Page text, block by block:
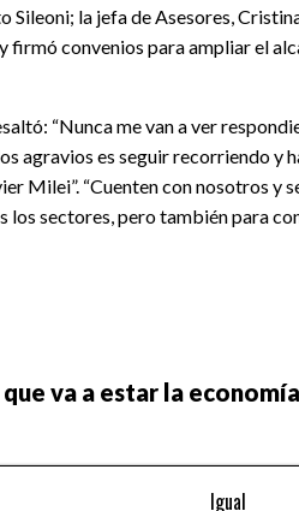
Sileoni; la jefa de Asesores,
firmó convenios para ampliar el
“Nunca me van a ver
agravios es seguir recorriendo y
Milei”. “Cuenten con nosotros y
los sectores, pero también para
va a estar la
Igual